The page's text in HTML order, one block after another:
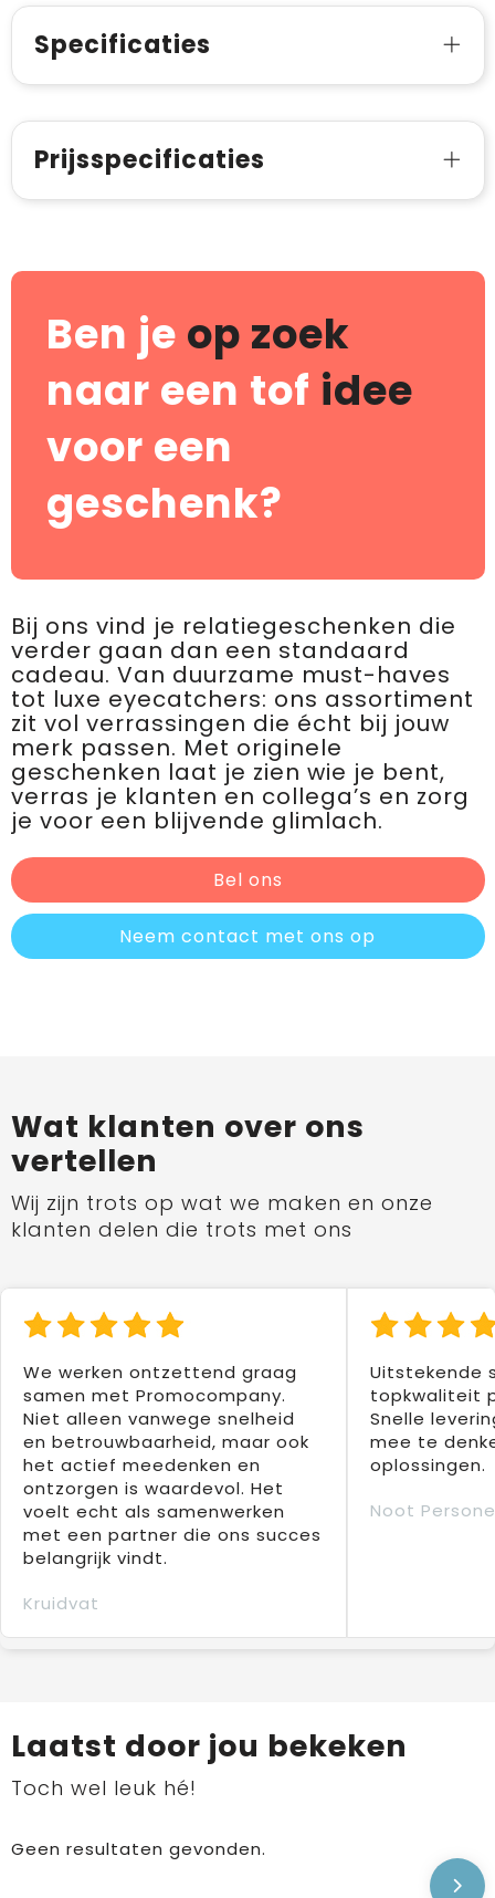
Specificaties
Prijsspecificaties
Ben je op zoek
naar een tof idee
voor een
geschenk?
Bij ons vind je relatiegeschenken die
verder gaan dan een standaard
cadeau. Van duurzame must-haves
tot luxe eyecatchers: ons assortiment
zit vol verrassingen die écht bij jouw
merk passen. Met originele
geschenken laat je zien wie je bent,
verras je klanten en collega’s en zorg
je voor een blijvende glimlach.
Bel ons
Neem contact met ons op
Wat klanten over ons
vertellen
Wij zijn trots op wat we maken en onze
klanten delen die trots met ons
We werken ontzettend graag
samen met Promocompany.
Niet alleen vanwege snelheid
en betrouwbaarheid, maar ook
het actief meedenken en
ontzorgen is waardevol. Het
voelt echt als samenwerken
met een partner die ons succes
belangrijk vindt.
Kruidvat
Uitstekende
topkwaliteit
Snelle
mee te
oplossingen.
Noot
Laatst door jou bekeken
Toch wel leuk hé!
Geen resultaten gevonden.